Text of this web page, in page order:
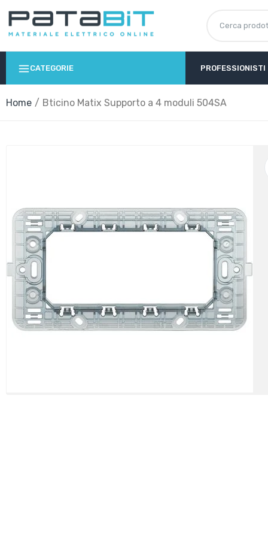
CATEGORIE PROFESSIONISTI
Home Bticino Matix Supporto a 4 moduli 504SA